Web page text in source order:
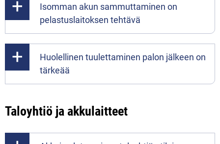
Isomman akun sammuttaminen on
pelastuslaitoksen tehtävä
Huolellinen tuulettaminen palon jälkeen on
tärkeää
Taloyhtiö ja akkulaitteet